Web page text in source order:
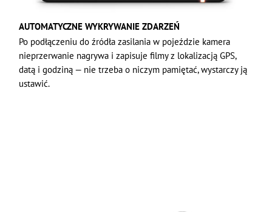
AUTOMATYCZNE WYKRYWANIE ZDARZEŃ
Po podłączeniu do źródła zasilania w pojeździe kamera
nieprzerwanie nagrywa i zapisuje filmy z lokalizacją GPS,
datą i godziną — nie trzeba o niczym pamiętać, wystarczy ją
ustawić.